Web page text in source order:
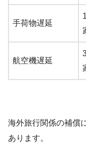
手荷物遅延
航空機遅延
海外旅行関係の補償
あります。